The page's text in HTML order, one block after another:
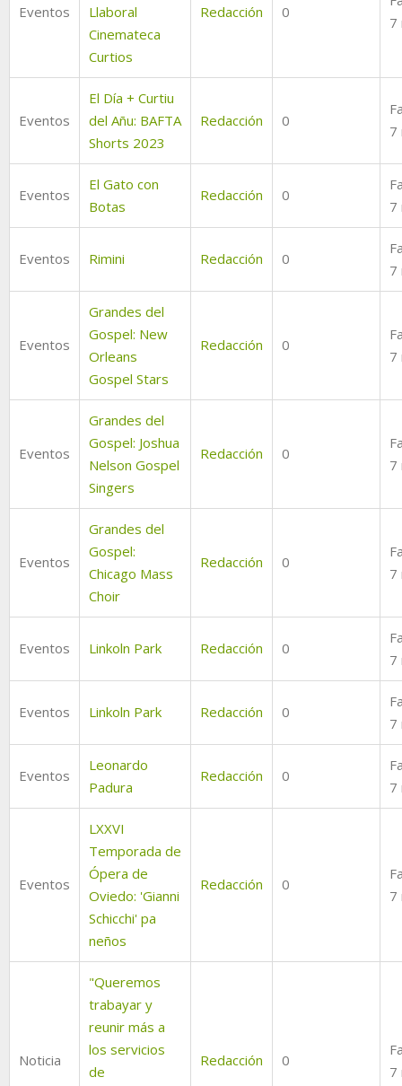
Eventos
Llaboral
Cinemateca
Curtios
Redacción 0
7
Eventos
El Día + Curtiu
del Añu: BAFTA
Shorts 2023
Redacción 0
7
Eventos
El Gato con
Botas
Redacción 0
7
Eventos Rimini Redacción 0
7
Eventos
Grandes del
Gospel: New
Orleans
Gospel Stars
Redacción 0
7
Eventos
Grandes del
Gospel: Joshua
Nelson Gospel
Singers
Redacción 0
7
Eventos
Grandes del
Gospel:
Chicago Mass
Choir
Redacción 0
7
Eventos Linkoln Park Redacción 0
7
Eventos Linkoln Park Redacción 0
7
Eventos
Leonardo
Padura
Redacción 0
7
Eventos
LXXVI
Temporada de
Ópera de
Oviedo: 'Gianni
Schicchi' pa
neños
Redacción 0
7
Noticia
"Queremos
trabayar y
reunir más a
los servicios
de
Redacción 0
7